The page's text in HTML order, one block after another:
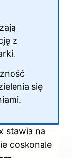
z
.
się
stawia na
doskonale